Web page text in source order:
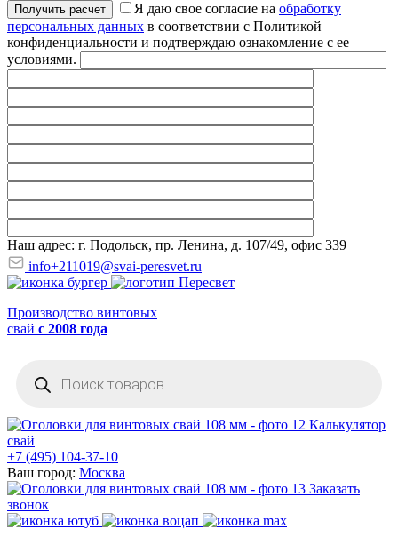
Я даю свое согласие на обработку
персональных данных в соответствии с Политикой
конфиденциальности и подтверждаю ознакомление с ее
условиями.
Наш адрес: г. Подольск, пр. Ленина, д. 107/49, офис 339
info+211019@svai-peresvet.ru
Производство винтовых
свай с 2008 года
товаров
Калькулятор
свай
+7 (495) 104-37-10
Ваш город: Москва
Заказать
звонок